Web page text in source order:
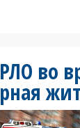
во